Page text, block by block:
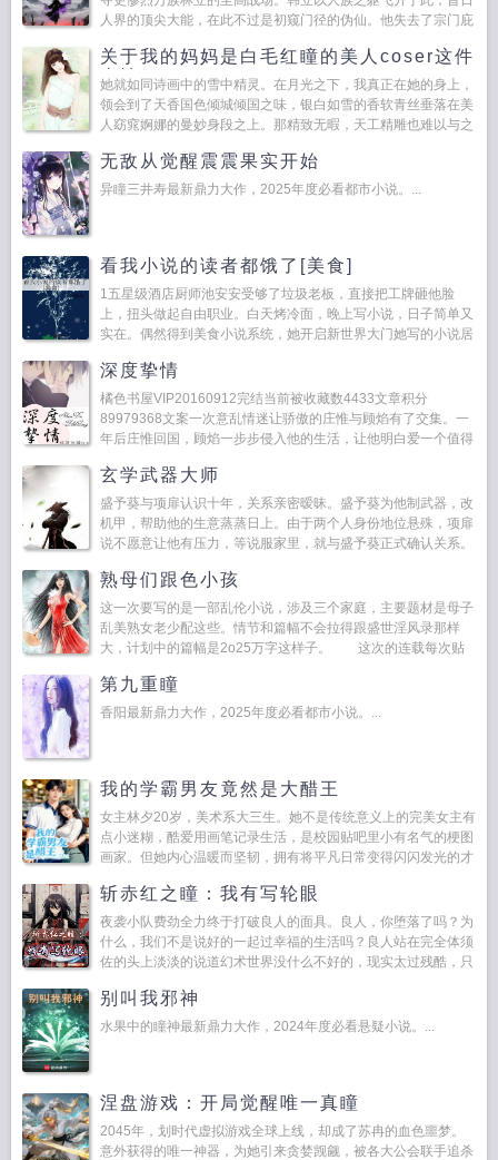
人界的顶尖大能，在此不过是初窥门径的伪仙。他失去了宗门庇
秘...
关于我的妈妈是白毛红瞳的美人coser这件
事情
她就如同诗画中的雪中精灵。在月光之下，我真正在她的身上，
领会到了天香国色倾城倾国之味，银白如雪的香软青丝垂落在美
人窈窕婀娜的曼妙身段之上。那精致无暇，天工精雕也难以与之
的忧...
无敌从觉醒震震果实开始
异瞳三井寿最新鼎力大作，2025年度必看都市小说。...
看我小说的读者都饿了[美食]
1五星级酒店厨师池安安受够了垃圾老板，直接把工牌砸他脸
上，扭头做起自由职业。白天烤冷面，晚上写小说，日子简单又
实在。偶然得到美食小说系统，她开启新世界大门她写的小说居
深度挚情
橘色书屋VIP20160912完结当前被收藏数4433文章积分
89979368文案一次意乱情迷让骄傲的庄惟与顾焰有了交集。一
年后庄惟回国，顾焰一步步侵入他的生活，让他明白爱一个值得
玄学武器大师
盛予葵与项扉认识十年，关系亲密暧昧。盛予葵为他制武器，改
机甲，帮助他的生意蒸蒸日上。由于两个人身份地位悬殊，项扉
说不愿意让他有压力，等说服家里，就与盛予葵正式确认关系。
熟母们跟色小孩
这一次要写的是一部乱伦小说，涉及三个家庭，主要题材是母子
乱美熟女老少配这些。情节和篇幅不会拉得跟盛世淫风录那样
大，计划中的篇幅是2o25万字这样子。 这次的连载每次贴
第九重瞳
香阳最新鼎力大作，2025年度必看都市小说。...
我的学霸男友竟然是大醋王
女主林夕20岁，美术系大三生。她不是传统意义上的完美女主有
点小迷糊，酷爱用画笔记录生活，是校园贴吧里小有名气的梗图
画家。但她内心温暖而坚韧，拥有将平凡日常变得闪闪发光的才
斩赤红之瞳：我有写轮眼
夜袭小队费劲全力终于打破良人的面具。良人，你堕落了吗？为
什么，我们不是说好的一起过幸福的生活吗？良人站在完全体须
佐的头上淡淡的说道幻术世界没什么不好的，现实太过残酷，只
别叫我邪神
水果中的瞳神最新鼎力大作，2024年度必看悬疑小说。...
涅盘游戏：开局觉醒唯一真瞳
2045年，划时代虚拟游戏全球上线，却成了苏冉的血色噩梦。
意外获得的唯一神器，为她引来贪婪觊觎，被各大公会联手追杀